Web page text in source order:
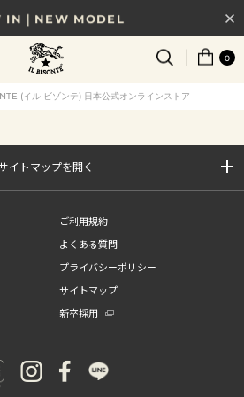
IN｜NEW MODEL
｜税込11,000円以上で送料無料
から選べる、新しいギフトガイド
0
(イル ビゾンテ) 日本公式オンラインストア
イトマップを開く
ご利用規約
よくある質問
プライバシーポリシー
サイトマップ
新卒採用